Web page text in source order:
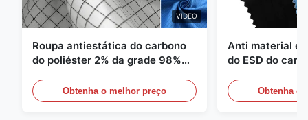
VIDEO
Roupa antiestática do carbono
do poliéster 2% da grade 98%
Obtenha o melhor preço
Anti material
do ESD do
Obtenha o